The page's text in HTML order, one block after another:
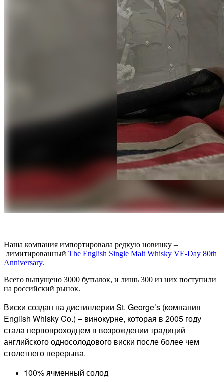
Наша компания импортировала редкую новинку –
лимитированный The English Single Malt Whisky VE-Day 80th
Anniversary.
Всего выпущено 3000 бутылок, и лишь 300 из них поступили
на российский рынок.
Виски создан на дистиллерии St. George’s (компания
English Whisky Co.) – винокурне, которая в 2005 году
стала первопроходцем в возрождении традиций
английского односолодового виски после более чем
столетнего перерыва.
100% ячменный солод